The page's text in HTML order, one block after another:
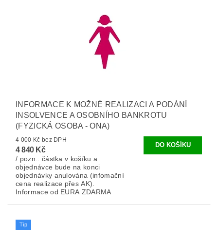
INFORMACE K MOŽNÉ REALIZACI A PODÁNÍ
INSOLVENCE A OSOBNÍHO BANKROTU
(FYZICKÁ OSOBA - ONA)
4 000 Kč bez DPH
4 840 Kč
/ pozn.: částka v košíku a
objednávce bude na konci
objednávky anulována (infomační
cena realizace přes AK).
Informace od EURA ZDARMA
Tip